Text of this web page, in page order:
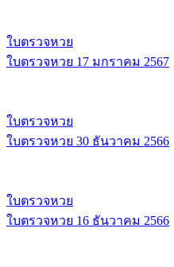
ใบตรวจหวย
ใบตรวจหวย 17 มกราคม 2567
ใบตรวจหวย
ใบตรวจหวย 30 ธันวาคม 2566
ใบตรวจหวย
ใบตรวจหวย 16 ธันวาคม 2566